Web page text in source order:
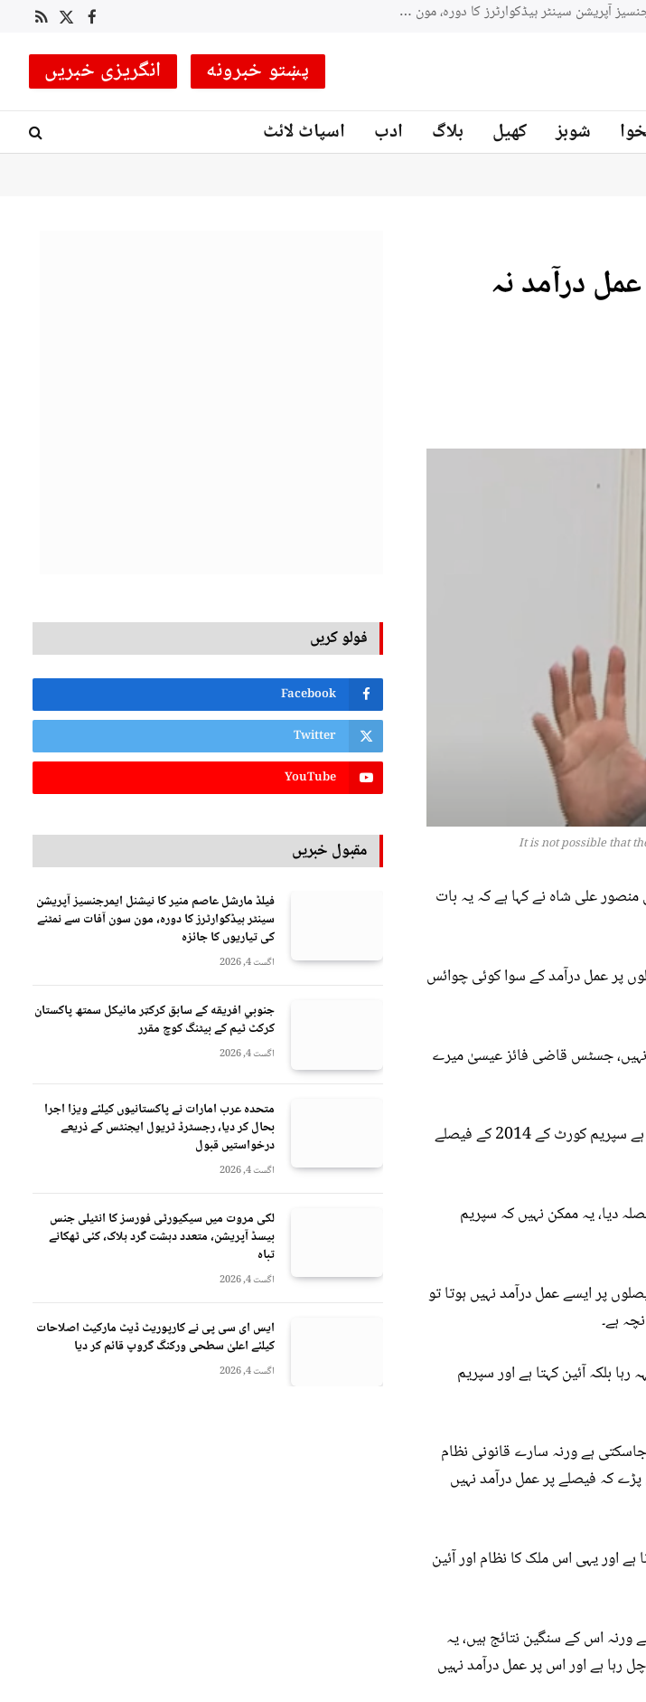
مائیکل سمتھ پاکستان کرکٹ ٹیم کے بیٹنگ کوچ مقرر Facebook
X
RSS
پښتو خبرونه انگریزی خبریں
شوبز کھیل بلاگ ادب اسپاٹ لائٹ
درآمد نہ
It is not possible that
علی شاہ نے کہا ہے کہ یہ بات
پر عمل درآمد کے سوا کوئی چوائس
جسٹس قاضی فائز عیسیٰ میرے
جسٹس منصور علی شاہ نے کہا کہ ہمارا آئین بہت خوب صورت ہے، افسوس کی بات ہے سپریم کورٹ کے 2014 کے فیصلے
کے بنیادی حقوق سے متعلق سپریم کورٹ نے 2014 میں فیصلہ دیا، یہ ممکن نہیں کہ سپریم
پر ایسے عمل درآمد نہیں ہوتا تو
ہے۔
بلکہ آئین کہتا ہے اور سپریم
ہے ورنہ سارے قانونی نظام
کہ فیصلے پر عمل درآمد نہیں
اور یہی اس ملک کا نظام اور آئین
ورنہ اس کے سنگین نتائج ہیں، یہ
رہا ہے اور اس پر عمل درآمد نہیں
فولو کریں
Facebook
Twitter
YouTube
مقبول خبریں
فیلڈ مارشل عاصم منیر کا نیشنل ایمرجنسیز آپریشن
سینٹر ہیڈکوارٹرز کا دورہ، مون سون آفات سے نمٹنے
کی تیاریوں کا جائزہ
اگست 4, 2026
جنوبي افريقه کے سابق کرکټر مائیکل سمتھ پاکستان
کرکٹ ٹیم کے بیٹنگ کوچ مقرر
اگست 4, 2026
متحدہ عرب امارات نے پاکستانیوں کیلئے ویزا اجرا
بحال کر دیا، رجسٹرڈ ٹریول ایجنٹس کے ذریعے
درخواستیں قبول
اگست 4, 2026
لکی مروت میں سیکیورٹی فورسز کا انٹیلی جنس
بیسڈ آپریشن، متعدد دہشت گرد ہلاک، کئی ٹھکانے
تباہ
اگست 4, 2026
ایس ای سی پی نے کارپوریٹ ڈیٹ مارکیٹ اصلاحات
کیلئے اعلیٰ سطحی ورکنگ گروپ قائم کر دیا
اگست 4, 2026